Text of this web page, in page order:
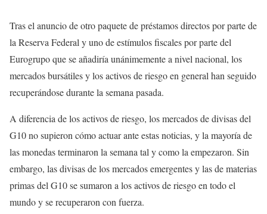
Tras el anuncio de otro paquete de préstamos directos por parte de
la Reserva Federal y uno de estímulos fiscales por parte del
Eurogrupo que se añadiría unánimemente a nivel nacional, los
mercados bursátiles y los activos de riesgo en general han seguido
recuperándose durante la semana pasada.
A diferencia de los activos de riesgo, los mercados de divisas del
G10 no supieron cómo actuar ante estas noticias, y la mayoría de
las monedas terminaron la semana tal y como la empezaron. Sin
embargo, las divisas de los mercados emergentes y las de materias
primas del G10 se sumaron a los activos de riesgo en todo el
mundo y se recuperaron con fuerza.